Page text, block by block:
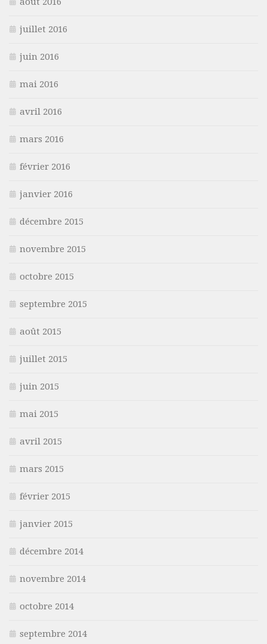
juillet 2016
juin 2016
mai 2016
avril 2016
mars 2016
février 2016
janvier 2016
décembre 2015
novembre 2015
octobre 2015
septembre 2015
août 2015
juillet 2015
juin 2015
mai 2015
avril 2015
mars 2015
février 2015
janvier 2015
décembre 2014
novembre 2014
octobre 2014
septembre 2014